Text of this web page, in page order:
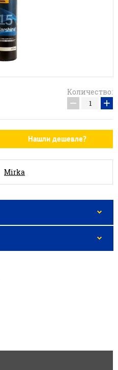
Количество:
− +
Нашли дешевле?
Mirka